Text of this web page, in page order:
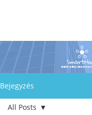
Bejegyzés
All Posts